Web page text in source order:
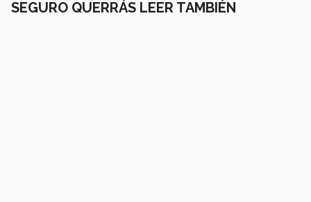
SEGURO QUERRÁS LEER TAMBIÉN